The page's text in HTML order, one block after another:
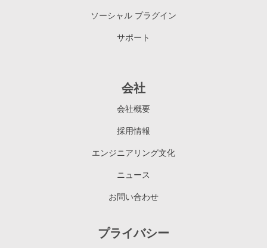
ソーシャル プラグイン
サポート
会社
会社概要
採用情報
エンジニアリング文化
ニュース
お問い合わせ
プライバシー